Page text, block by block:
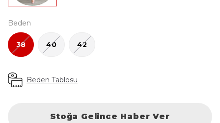
Beden
38 40 42
Beden Tablosu
Stoğa Gelince Haber Ver